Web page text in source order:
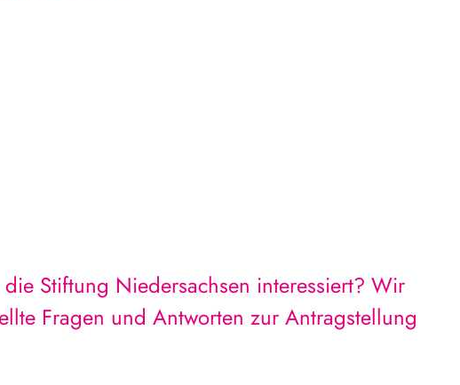
Stiftung Niedersachsen interessiert? Wir
Fragen und Antworten zur Antragstellung